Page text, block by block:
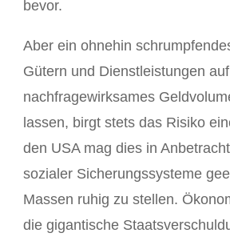
bevor.
Aber ein ohnehin
Gütern und Dienstleistungen
nachfragewirksames
lassen, birgt stets das Risiko
den USA mag dies in
sozialer Sicherungssysteme
Massen ruhig zu stellen.
die gigantische